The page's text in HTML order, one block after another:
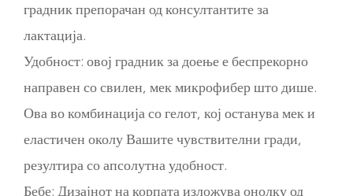
градник препорачан од консултантите за
лактација.
Удобност: овој градник за доење е беспрекорно
направен со свилен, мек микрофибер што дише.
Ова во комбинација со гелот, кој останува мек и
еластичен околу Вашите чувствителни гради,
резултира со апсолутна удобност.
Бебе: Дизајнот на корпата изложува онолку од